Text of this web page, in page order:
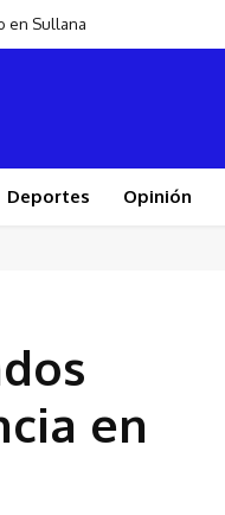
en Sullana
Deportes Opinión
en